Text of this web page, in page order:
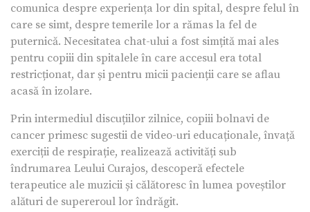
comunica despre experiența lor din spital, despre felul în
care se simt, despre temerile lor a rămas la fel de
puternică. Necesitatea chat-ului a fost simțită mai ales
pentru copiii din spitalele în care accesul era total
restricționat, dar și pentru micii pacienții care se aflau
acasă în izolare.
Prin intermediul discuțiilor zilnice, copiii bolnavi de
cancer primesc sugestii de video-uri educaționale, învață
exerciții de respirație, realizează activități sub
îndrumarea Leului Curajos, descoperă efectele
terapeutice ale muzicii și călătoresc în lumea poveștilor
alături de supereroul lor îndrăgit.